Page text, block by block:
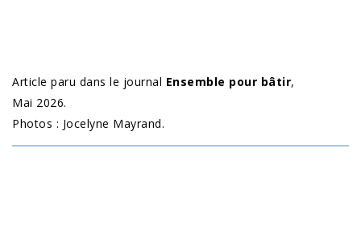
Article paru dans le journal Ensemble pour bâtir,
Mai 2026.
Photos : Jocelyne Mayrand.